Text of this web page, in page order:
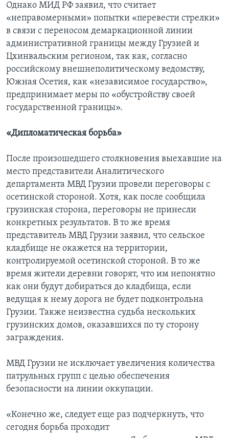
Однако МИД РФ заявил, что считает
«неправомерными» попытки «перевести стрелки»
в связи с переносом демаркационной линии
административной границы между Грузией и
Цхинвальским регионом, так как, согласно
российскому внешнеполитическому ведомству,
Южная Осетия, как «независимое государство»,
предпринимает меры по «обустройству своей
государственной границы».
«Дипломатическая борьба»
После произошедшего столкновения выехавшие на
место представители Аналитического
департамента МВД Грузии провели переговоры с
осетинской стороной. Хотя, как после сообщила
грузинская сторона, переговоры не принесли
конкретных результатов. В то же время
представитель МВД Грузии заявил, что сельское
кладбище не окажется на территории,
контролируемой осетинской стороной. В то же
время жители деревни говорят, что им непонятно
как они будут добираться до кладбища, если
ведущая к нему дорога не будет подконтрольна
Грузии. Также неизвестна судьба нескольких
грузинских домов, оказавшихся по ту сторону
заграждения.
МВД Грузии не исключает увеличения количества
патрульных групп с целью обеспечения
безопасности на линии оккупации.
«Конечно же, следует еще раз подчеркнуть, что
сегодня борьба проходит